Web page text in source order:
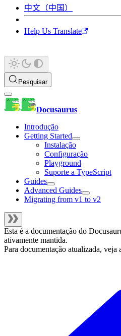
中文（中国）
Help Us Translate
Pesquisar
Docusaurus
Introdução
Getting Started
Instalação
Configuração
Playground
Suporte a TypeScript
Guides
Advanced Guides
Migrating from v1 to v2
Esta é a documentação do
ativamente mantida.
Para documentação atualizada, veja